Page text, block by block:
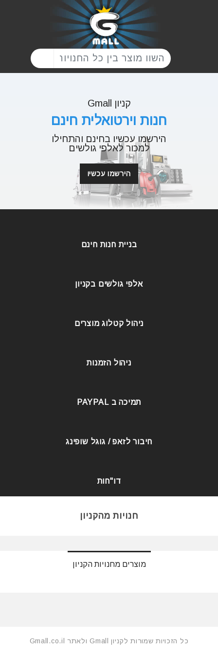
קניון Gmall
חנות וירטואלית חינם
הירשמו עכשיו בחינם והתחילו
למכור לאלפי גולשים
הירשמו עכשיו
בניית חנות חינם
אלפי גולשים בקניון
ניהול קטלוג מוצרים
ניהול הזמנות
תמיכה ב PAYPAL
חיבור לזאפ / גוגל שופינג
דו"חות
חנויות מהקניון
מוצרים מחנויות הקניון
כל הזכויות שמורות לקניון Gmall ולאתר Gmall.co.il